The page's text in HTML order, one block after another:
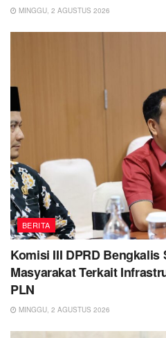
MINGGU, 2 AGUSTUS 2026
BERITA
Komisi III DPRD
Masyarakat Terkait
PLN
MINGGU, 2 AGUSTUS 2026